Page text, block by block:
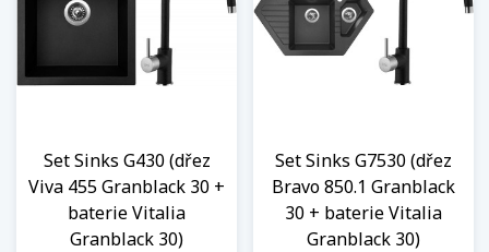
Set Sinks G430 (dřez
Viva 455 Granblack 30 +
baterie Vitalia
Granblack 30)
Set Sinks G7530 (dřez
Bravo 850.1 Granblack
30 + baterie Vitalia
Granblack 30)